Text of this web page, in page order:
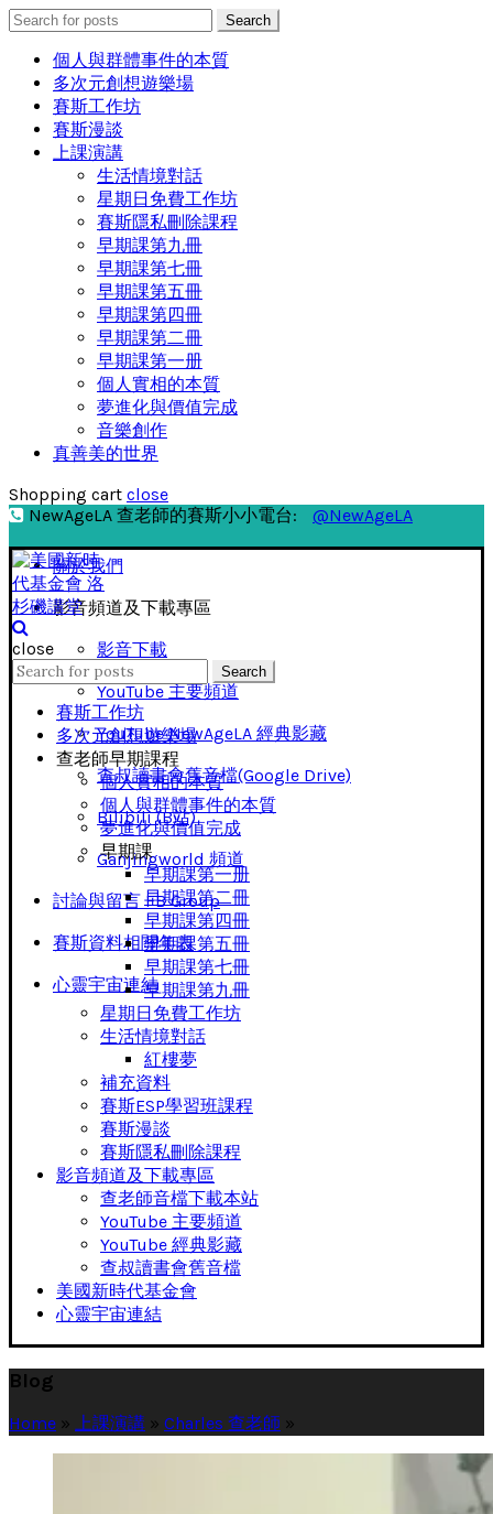
Search
for:
Search
個人與群體事件的本質
多次元創想遊樂場
賽斯工作坊
賽斯漫談
上課演講
生活情境對話
星期日免費工作坊
賽斯隱私刪除課程
早期課第九冊
早期課第七冊
早期課第五冊
早期課第四冊
早期課第二冊
早期課第一册
個人實相的本質
夢進化與價值完成
音樂創作
真善美的世界
Shopping cart close
NewAgeLA 查老師的賽斯小小電台:
@NewAgeLA
關於我們
影音頻道及下載專區
影音下載
YouTube 主要頻道
YouTube NewAgeLA 經典影藏
查叔讀書會舊音檔(Google Drive)
Bilibili (B站)
Ganjingworld 頻道
討論與留言 FB Group
賽斯資料相關年表
心靈宇宙連結
close
Search
for:
Search
賽斯工作坊
多次元創想遊樂場
查老師早期課程
個人實相的本質
個人與群體事件的本質
夢進化與價值完成
早期課
早期課第一册
早期課第二冊
早期課第四冊
早期課第五冊
早期課第七冊
早期課第九冊
星期日免費工作坊
生活情境對話
紅樓夢
補充資料
賽斯ESP學習班課程
賽斯漫談
賽斯隱私刪除課程
影音頻道及下載專區
查老師音檔下載本站
YouTube 主要頻道
YouTube 經典影藏
查叔讀書會舊音檔
美國新時代基金會
心靈宇宙連結
Blog
Home » 上課演講 » Charles 查老師 »